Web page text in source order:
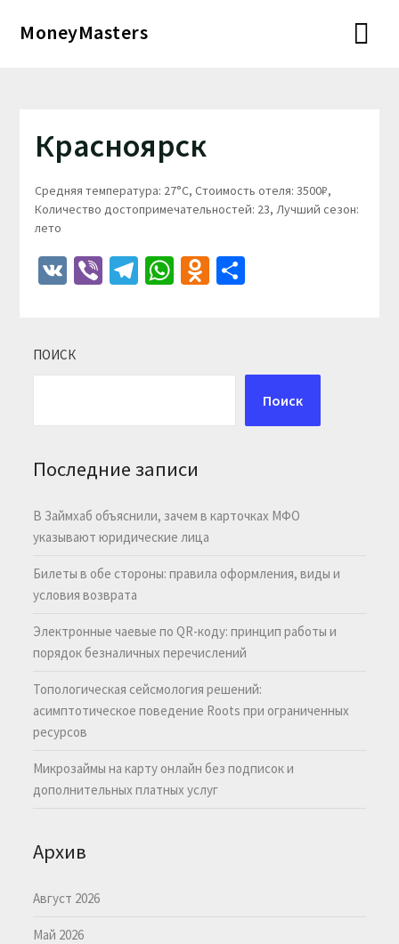
MoneyMasters
Красноярск
Средняя температура: 27°C, Стоимость отеля: 3500₽,
Количество достопримечательностей: 23, Лучший сезон:
лето
VKViberTelegram
WhatsApp
Odnoklassniki
Отправить
ПОИСК
Поиск
Последние записи
В Займхаб объяснили, зачем в карточках МФО
указывают юридические лица
Билеты в обе стороны: правила оформления, виды и
условия возврата
Электронные чаевые по QR-коду: принцип работы и
порядок безналичных перечислений
Топологическая сейсмология решений:
асимптотическое поведение Roots при ограниченных
ресурсов
Микрозаймы на карту онлайн без подписок и
дополнительных платных услуг
Архив
Август 2026
Май 2026